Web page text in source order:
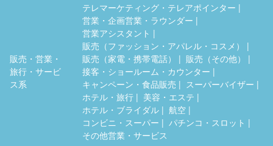
販売・営業・
旅行・サービ
ス系
テレマーケティング・テレアポインター
営業・企画営業・ラウンダー
営業アシスタント
販売（ファッション・アパレル・コスメ）
販売（家電・携帯電話）
販売（その他）
接客・ショールーム・カウンター
キャンペーン・食品販売
スーパーバイザー
ホテル・旅行
美容・エステ
ホテル・ブライダル
航空
コンビニ・スーパー
パチンコ・スロット
その他営業・サービス